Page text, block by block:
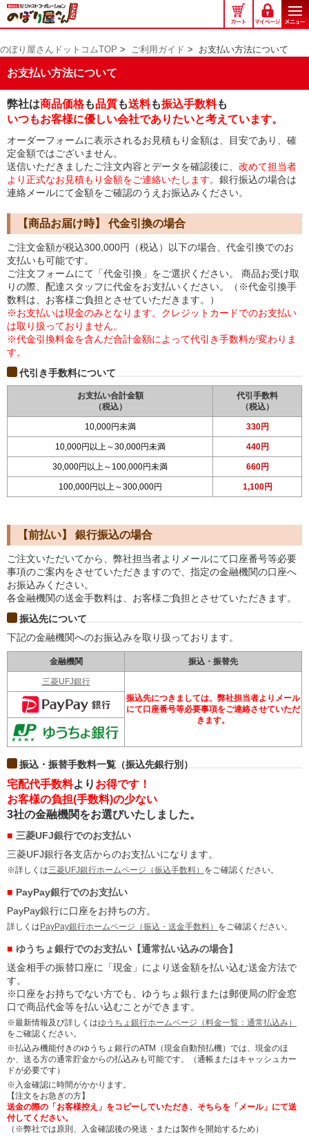
の
ぼ
屋
さ
ド
ッ
コ
ム
のぼり屋さんドットコムTOP > ご利用ガイド > お支払い方法について
お支払い方法について
弊社は商品価格も品質も送料も振込手数料も
いつもお客様に優しい会社でありたいと考えています。
オーダーフォームに表示されるお見積もり金額は、目安であり、確
定金額ではございません。
送信いただきましたご注文内容とデータを確認後に、 改めて担当者
より正式なお見積もり金額をご連絡いたします。 銀行振込の場合は
連絡メールにて金額をご確認のうえお振込みください。
【商品お届け時】 代金引換の場合
ご注文金額が税込300,000円（税込）以下の場合、代金引換でのお
支払いも可能です。
ご注文フォームにて「代金引換」をご選択ください。 商品お受け取
りの際、配達スタッフに代金をお支払いください。（※代金引換手
数料は、お客様ご負担とさせていただきます。）
※お支払いは現金のみとなります。クレジットカードでのお支払い
は取り扱っておりません。
※代金引換料金を含んだ合計金額によって代引き手数料が変わりま
す。
代引き手数料について
お支払い合計金額
（税込）
代引手数料
（税込）
10,000円未満 330円
10,000円以上～30,000円未満 440円
30,000円以上～100,000円未満 660円
100,000円以上～300,000円 1,100円
【前払い】 銀行振込の場合
ご注文いただいてから、弊社担当者よりメールにて口座番号等必要
事項のご案内をさせていただきますので、指定の金融機関の口座へ
お振込みください。
各金融機関の送金手数料は、お客様ご負担とさせていただきます。
振込先について
下記の金融機関へのお振込みを取り扱っております。
金融機関 振込・振替先
三菱UFJ銀行
振込先につきましては、弊社担当者よりメール
にて口座番号等必要事項をご連絡させていただ
きます。
振込・振替手数料一覧（振込先銀行別）
宅配代手数料より お得です！
お客様の負担(手数料)の少ない
3社の金融機関をお選びいたしました。
三菱UFJ銀行でのお支払い
三菱UFJ銀行各支店からのお支払いになります。
※詳しくは三菱UFJ銀行ホームページ（振込手数料） をご確認ください。
PayPay銀行でのお支払い
PayPay銀行に口座をお持ちの方。
詳しくは PayPay銀行ホームページ（振込・送金手数料） をご確認ください。
ゆうちょ銀行でのお支払い【通常払い込みの場合】
送金相手の振替口座に「現金」により送金額を払い込む送金方法で
す。
※口座をお持ちでない方でも、ゆうちょ銀行または郵便局の貯金窓
口で商品代金等を払い込むことができます。
※最新情報及び詳しくはゆうちょ銀行ホームページ（料金一覧：通常払込み）
をご確認ください。
※払込み機能付きのゆうちょ銀行のATM（現金自動預払機）では、現金のほ
か、送る方の通常貯金からの払込みも可能です。（通帳またはキャッシュカー
ドが必要です）
※入金確認に時間がかかります。
【注文をお急ぎの方】
送金の際の「お客様控え」をコピーしていただき、そちらを「メール」にて送
付してください。
（※弊社では原則、入金確認後の発送・または製作を開始するため）